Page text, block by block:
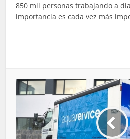
850 mil personas trabajando a
importancia es cada vez más